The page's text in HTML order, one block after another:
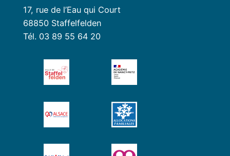
17, rue de l’Eau qui Court
68850 Staffelfelden
Tél. 03 89 55 64 20